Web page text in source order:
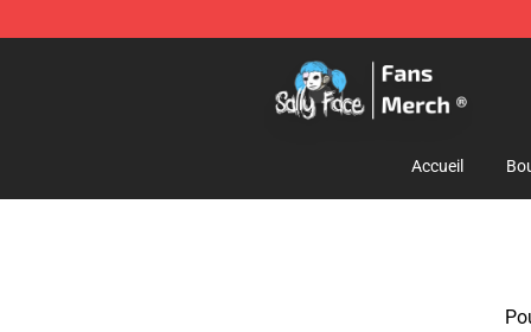
Sally Face Store - Official Sally Face Merchandise Shop
Accueil